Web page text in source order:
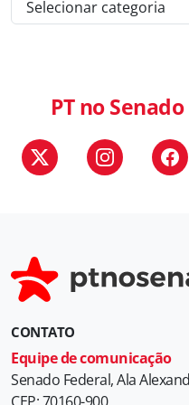
a
PT no Senado
CONTATO
Equipe de comunicação
Senado Federal, Ala